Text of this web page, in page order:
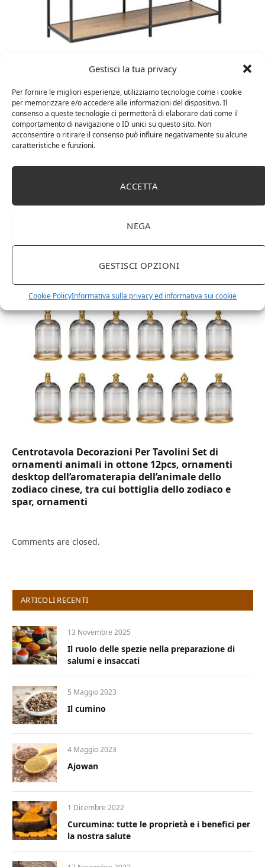
Gestisci la tua privacy
Per fornire le migliori esperienze, utilizziamo tecnologie come i cookie
per memorizzare e/o accedere alle informazioni del dispositivo. Il
consenso a queste tecnologie ci permetterà di elaborare dati come il
comportamento di navigazione o ID unici su questo sito. Non
acconsentire o ritirare il consenso può influire negativamente su alcune
caratteristiche e funzioni.
ACCETTA
NEGA
GESTISCI OPZIONI
Cookie PolicyInformativa sulla privacy ed informativa sui cookie
(Lu x La x A), effetto quercia(In precedenza
DOT Horeca Solutions 1000 Bicchieri PET
trasparenti monouso 350 ML tacca 0,3 alta qualità
birra cocktail drink
Centrotavola Decorazioni Per Tavolini Set di
ornamenti animali in ottone 12pcs, ornamenti
desktop dell’aromaterapia dell’animale dello
zodiaco cinese, tra cui bottiglia dello zodiaco e
spar, ornamenti
Comments are closed.
ARTICOLI RECENTI
13 Novembre 2025
Il ruolo delle spezie nella preparazione di
salumi e insaccati
5 Maggio 2023
Il cumino
4 Maggio 2023
Ajowan
1 Dicembre 2022
Curcumina: tutte le proprietà e i benefici per
la nostra salute